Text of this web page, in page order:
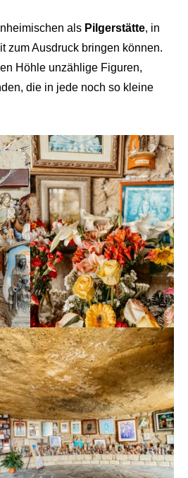
als Pilgerstätte, in
zum Ausdruck bringen können.
Höhle unzählige Figuren,
die in jede noch so kleine